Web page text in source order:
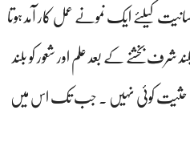
کیلئے ایک نمونے عمل کار آمد ہوتا
شرف بخشنے کے بعد علم اور شعور کو بلند
کی حثیت کوئی نہیں ۔ جب تک اس میں